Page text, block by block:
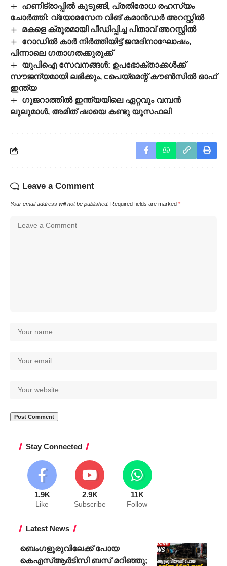
ഹണിട്രാപ്പിൽ കുടുങ്ങി, പ്രതിരോധ രഹസ്യം
ചോർത്തി: വ്യോമസേന വിങ് കമാൻഡർ അറസ്റ്റിൽ
മകളെ ക്രൂരമായി പീഡിപ്പിച്ച പിതാവ് അറസ്റ്റിൽ
റോഡിൽ കാർ നിർത്തിയിട്ട് ജന്മദിനാഘോഷം,
പിന്നാലെ ഗതാഗതക്കുരുക്ക്
യുപിഐ സേവനങ്ങൾ: ഉപഭോക്താക്കൾക്ക്
സൗജന്യമായി ലഭിക്കും, cപെയ്മെന്റ് കൗൺസിൽ ഓഫ്
ഇന്ത്യ
ഗുജറാത്തിൽ ഇന്ത്യയിലെ ഏറ്റവും വമ്പൻ
ലുലുമാൾ, അമിത് ഷായെ കണ്ടു യൂസഫലി
Leave a Comment
Your email address will not be published. Required fields are marked *
Stay Connected
1.9K
Like
2.9K
Subscribe
11K
Follow
Latest News
ബെംഗളൂരുവിലേക്ക് പോയ
കെഎസ്ആർ‍ടിസി ബസ് മറിഞ്ഞു;